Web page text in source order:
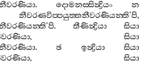
. දොමනස‍්සින්‍ද්‍රියං
න
නීවරණවිප‍්පයුත‍්තනීවරණියන‍්ති’පි,
’පි. තීණින්‍ද්‍රියා
සියා
, සියා
.ඡ ඉන්‍ද්‍රියා
සියා
, සියා